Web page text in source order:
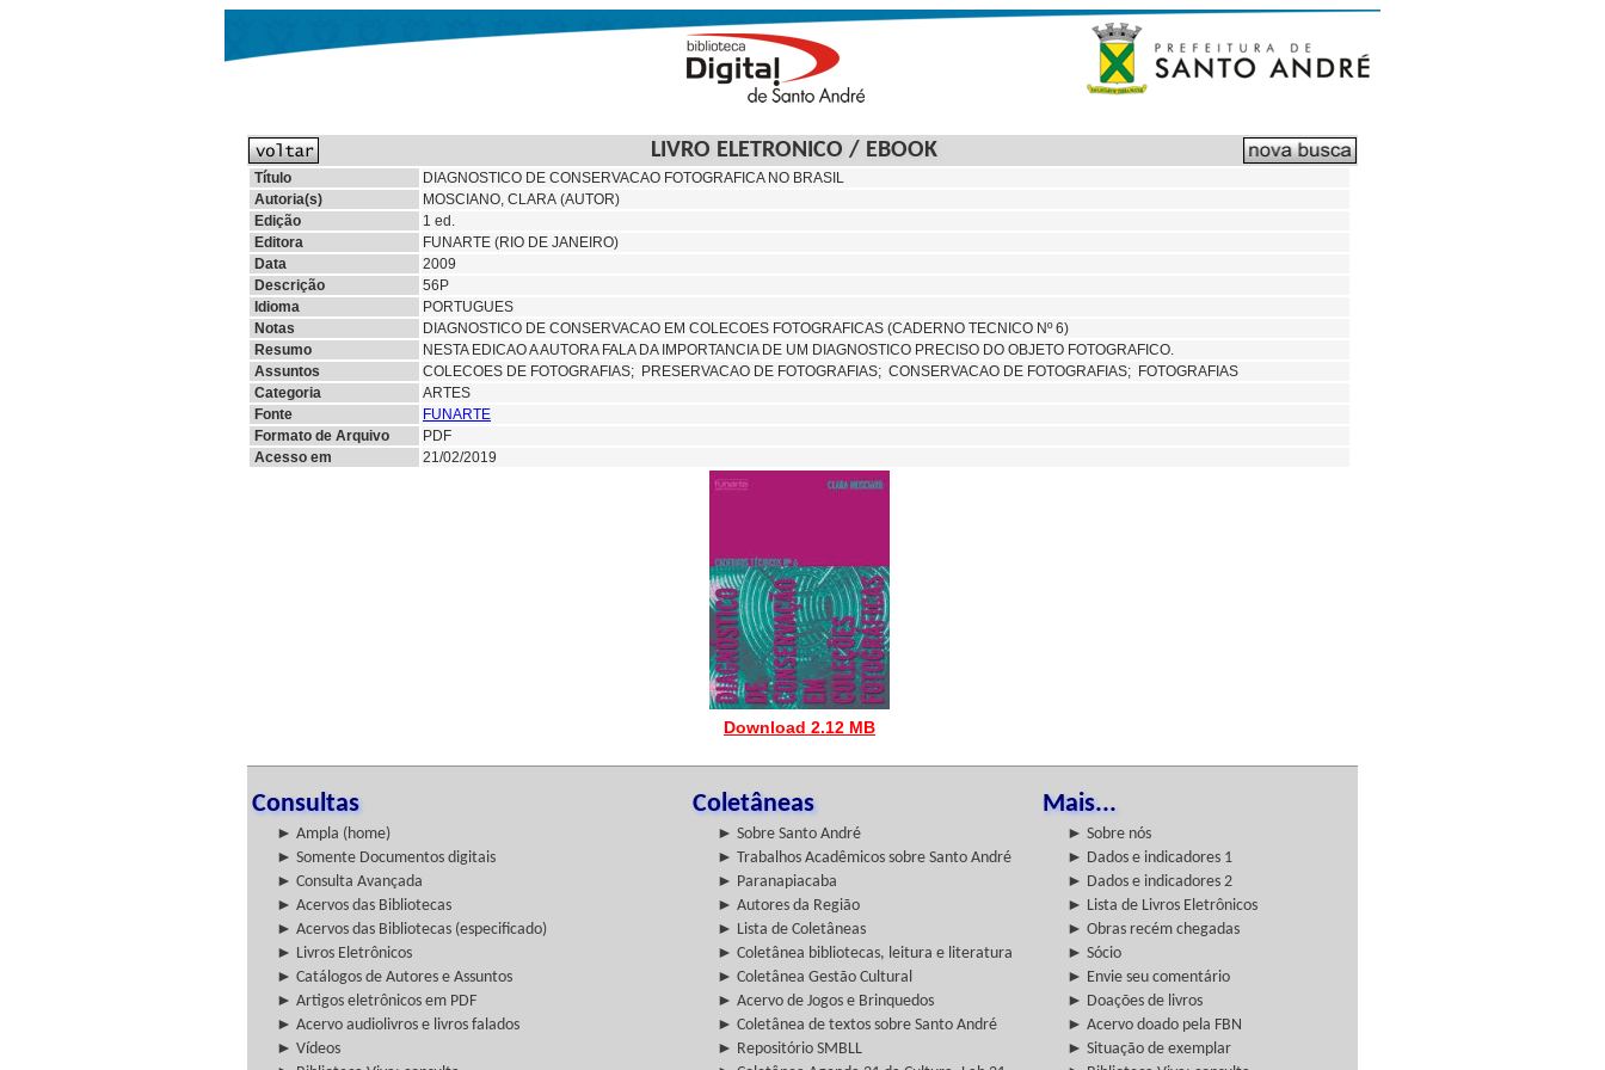
LIVRO ELETRONICO / EBOOK
Título
DIAGNOSTICO DE CONSERVACAO FOTOGRAFICA NO BRASIL
Autoria(s)
MOSCIANO, CLARA (AUTOR)
Edição
1 ed.
Editora
FUNARTE (RIO DE JANEIRO)
Data
2009
Descrição
56P
Idioma
PORTUGUES
Notas
DIAGNOSTICO DE CONSERVACAO EM COLECOES FOTOGRAFICAS (CADERNO TECNICO Nº 6)
Resumo
NESTA EDICAO A AUTORA FALA DA IMPORTANCIA DE UM DIAGNOSTICO PRECISO DO OBJETO FOTOGRAFICO.
Assuntos
COLECOES DE FOTOGRAFIAS; PRESERVACAO DE FOTOGRAFIAS; CONSERVACAO DE FOTOGRAFIAS; FOTOGRAFIAS
Categoria
ARTES
Fonte
FUNARTE
Formato de Arquivo
PDF
Acesso em
21/02/2019
Download 2.12 MB
Consultas Coletâneas Mais...
► Ampla (home) ► Sobre Santo André
► Sobre nós
► Somente Documentos digitais
► Trabalhos Acadêmicos sobre Santo André
► Dados e indicadores 1
► Consulta Avançada
► Paranapiacaba
► Dados e indicadores 2
► Acervos das Bibliotecas
► Autores da Região
► Lista de Livros Eletrônicos
► Acervos das Bibliotecas (especificado)
► Lista de Coletâneas
► Obras recém chegadas
► Livros Eletrônicos
► Coletânea bibliotecas, leitura e literatura
► Sócio
► Catálogos de Autores e Assuntos
► Coletânea Gestão Cultural
► Envie seu comentário
► Artigos eletrônicos em PDF
► Acervo de Jogos e Brinquedos
► Doações de livros
► Acervo audiolivros e livros falados
► Coletânea de textos sobre Santo André
► Acervo doado pela FBN
► Vídeos
► Repositório SMBLL
► Situação de exemplar